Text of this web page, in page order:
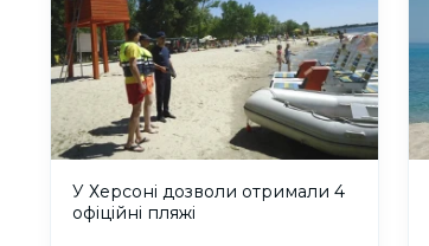
У Херсоні дозволи отримали 4
офіційні пляжі